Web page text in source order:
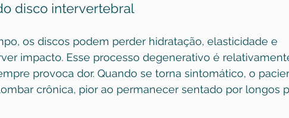
disco intervertebral
os discos podem perder hidratação, elasticidade e
impacto. Esse processo degenerativo é
provoca dor. Quando se torna sintomático, o
crônica, pior ao permanecer sentado por longos